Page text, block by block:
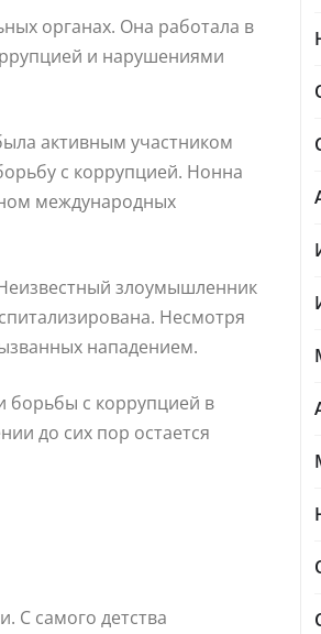
органах. Она работала в
и нарушениями
активным участником
с коррупцией. Нонна
международных
злоумышленник
Несмотря
нападением.
борьбы с коррупцией в
до сих пор остается
С самого детства